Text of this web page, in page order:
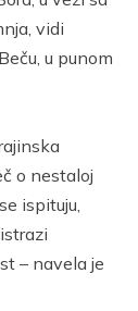
vidi
u punom
o nestaloj
ispituju,
– navela je